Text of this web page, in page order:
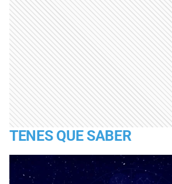
TENES QUE SABER